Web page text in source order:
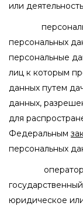
или
персональных
персональные
лиц к которым
данных путем
данных,
для
Федеральным
персональных
оператор
юридическое